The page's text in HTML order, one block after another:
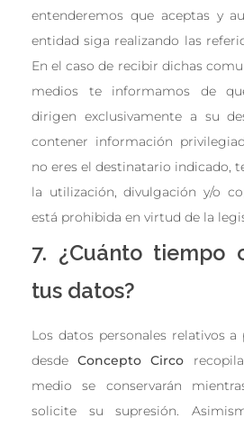
entenderemos que aceptas y
entidad siga realizando las
En el caso de recibir dichas
medios te informamos de
dirigen exclusivamente a su
contener información
no eres el destinatario indicado,
la utilización, divulgación y/o
está prohibida en virtud de la
7. ¿Cuánto tiempo
tus datos?
Los datos personales relativos a
desde Concepto Circo
medio se conservarán
solicite su supresión.